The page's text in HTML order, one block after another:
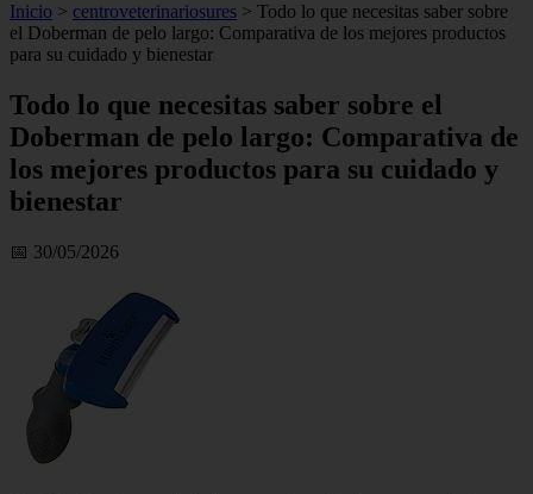
Inicio > centroveterinariosures > Todo lo que necesitas saber sobre
el Doberman de pelo largo: Comparativa de los mejores productos
para su cuidado y bienestar
Todo lo que necesitas saber sobre el
Doberman de pelo largo: Comparativa de
los mejores productos para su cuidado y
bienestar
📅 30/05/2026